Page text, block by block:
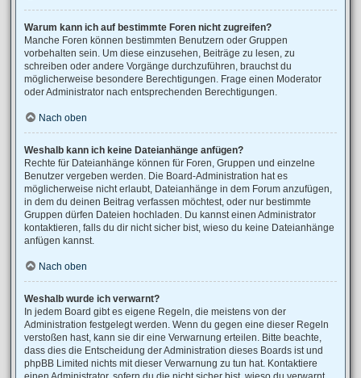
Warum kann ich auf bestimmte Foren nicht zugreifen?
Manche Foren können bestimmten Benutzern oder Gruppen
vorbehalten sein. Um diese einzusehen, Beiträge zu lesen, zu
schreiben oder andere Vorgänge durchzuführen, brauchst du
möglicherweise besondere Berechtigungen. Frage einen Moderator
oder Administrator nach entsprechenden Berechtigungen.
Nach oben
Weshalb kann ich keine Dateianhänge anfügen?
Rechte für Dateianhänge können für Foren, Gruppen und einzelne
Benutzer vergeben werden. Die Board-Administration hat es
möglicherweise nicht erlaubt, Dateianhänge in dem Forum anzufügen,
in dem du deinen Beitrag verfassen möchtest, oder nur bestimmte
Gruppen dürfen Dateien hochladen. Du kannst einen Administrator
kontaktieren, falls du dir nicht sicher bist, wieso du keine Dateianhänge
anfügen kannst.
Nach oben
Weshalb wurde ich verwarnt?
In jedem Board gibt es eigene Regeln, die meistens von der
Administration festgelegt werden. Wenn du gegen eine dieser Regeln
verstoßen hast, kann sie dir eine Verwarnung erteilen. Bitte beachte,
dass dies die Entscheidung der Administration dieses Boards ist und
phpBB Limited nichts mit dieser Verwarnung zu tun hat. Kontaktiere